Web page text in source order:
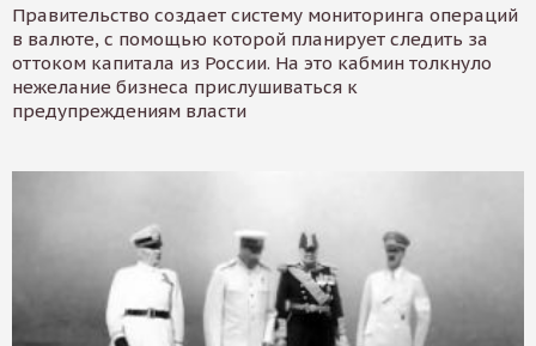
Правительство создает систему мониторинга операций
в валюте, с помощью которой планирует следить за
оттоком капитала из России. На это кабмин толкнуло
нежелание бизнеса прислушиваться к
предупреждениям власти